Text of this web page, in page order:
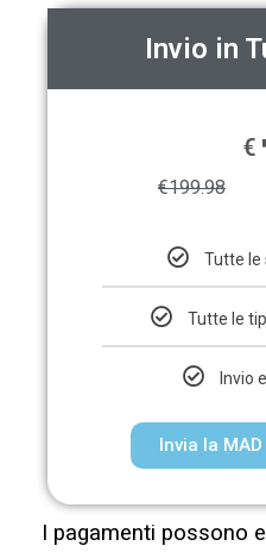
Invio in
€199.98
€
Tutte le
Tutte le
Invio
Invia la
I pagamenti possono